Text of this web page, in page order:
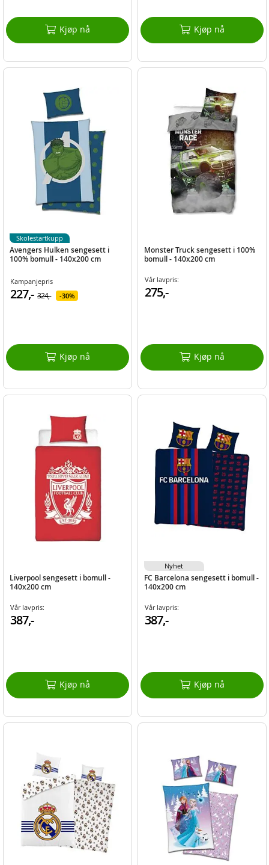
Kjøp nå Kjøp nå
Avengers Hulken sengesett i
100% bomull - 140x200 cm
Kampanjepris
227,- 324,- 30%
Kjøp nå
Skolestartkupp
Monster Truck sengesett i 100%
bomull - 140x200 cm
Vår lavpris:
275,-
Kjøp nå
Liverpool sengesett i bomull -
140x200 cm
Vår lavpris:
387,-
Kjøp nå
FC Barcelona sengesett i bomull -
140x200 cm
Vår lavpris:
387,-
Kjøp nå
Nyhet